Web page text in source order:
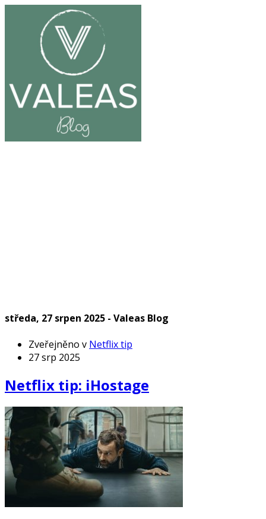
středa, 27 srpen 2025 - Valeas Blog
Zveřejněno v Netflix tip
27 srp 2025
Netflix tip: iHostage